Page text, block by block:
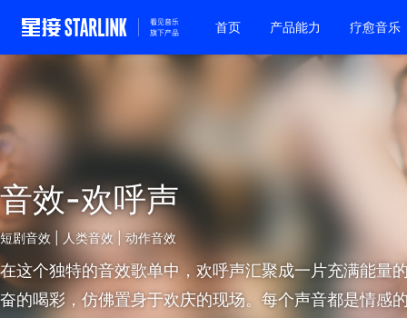
首页 产品能力 疗愈音乐
音效-欢呼声
短剧音效 | 人类音效 | 动作音效
在这个独特的音效歌单中，欢呼声汇聚成一片充满能量
奋的喝彩，仿佛置身于欢庆的现场。每个声音都是情感